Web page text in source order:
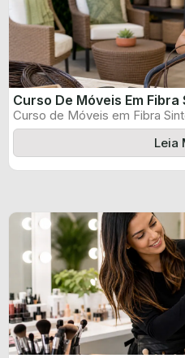
Curso De Móveis Em
Curso de Móveis em Fibra
certificado informado pelo ...
Leia